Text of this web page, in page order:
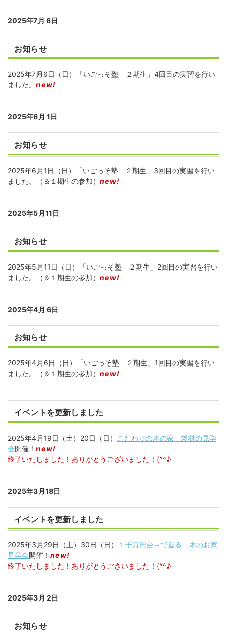
2025年7月 6日
お知らせ
2025年7月6日（日）「いごっそ塾 ２期生」4回目の実習を行い
ました。 new!
2025年6月 1日
お知らせ
2025年6月1日（日）「いごっそ塾 ２期生」3回目の実習を行い
ました。（＆１期生の参加） new!
2025年5月11日
お知らせ
2025年5月11日（日）「いごっそ塾 ２期生」2回目の実習を行い
ました。（＆１期生の参加） new!
2025年4月 6日
お知らせ
2025年4月6日（日）「いごっそ塾 ２期生」1回目の実習を行い
ました。（＆１期生の参加） new!
イベントを更新しました
2025年4月19日（土）20日（日）
こだわりの木の家 製材の見学
会開催！ new!
終了いたしました！ありがとうございました！(^^♪
2025年3月18日
イベントを更新しました
2025年3月29日（土）30日（日）
１千万円台～で造る 木のお家
見学会開催！ new!
終了いたしました！ありがとうございました！(^^♪
2025年3月 2日
お知らせ